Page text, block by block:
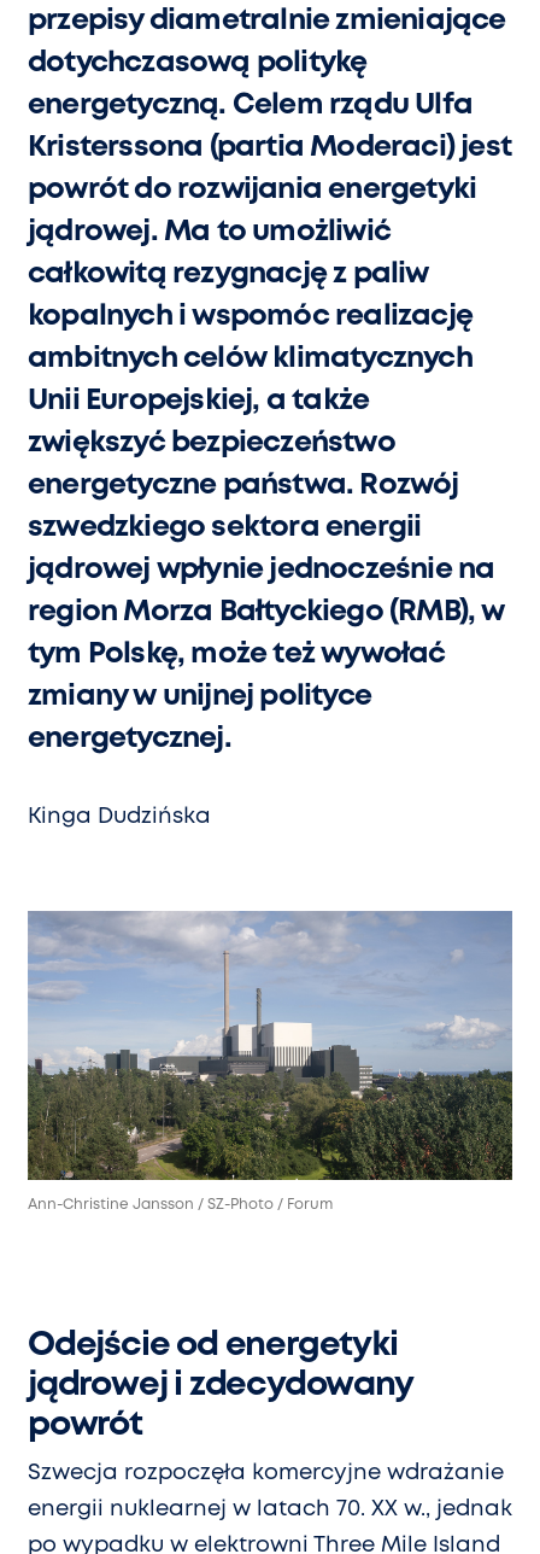
przepisy diametralnie zmieniające
dotychczasową politykę
energetyczną. Celem rządu Ulfa
Kristerssona (partia Moderaci) jest
powrót do rozwijania energetyki
jądrowej. Ma to umożliwić
całkowitą rezygnację z paliw
kopalnych i wspomóc realizację
ambitnych celów klimatycznych
Unii Europejskiej, a także
zwiększyć bezpieczeństwo
energetyczne państwa. Rozwój
szwedzkiego sektora energii
jądrowej wpłynie jednocześnie na
region Morza Bałtyckiego (RMB), w
tym Polskę, może też wywołać
zmiany w unijnej polityce
energetycznej.
Kinga Dudzińska
Ann-Christine Jansson / SZ-Photo / Forum
Odejście od energetyki
jądrowej i zdecydowany
powrót
Szwecja rozpoczęła komercyjne wdrażanie
energii nuklearnej w latach 70. XX w., jednak
po wypadku w elektrowni Three Mile Island